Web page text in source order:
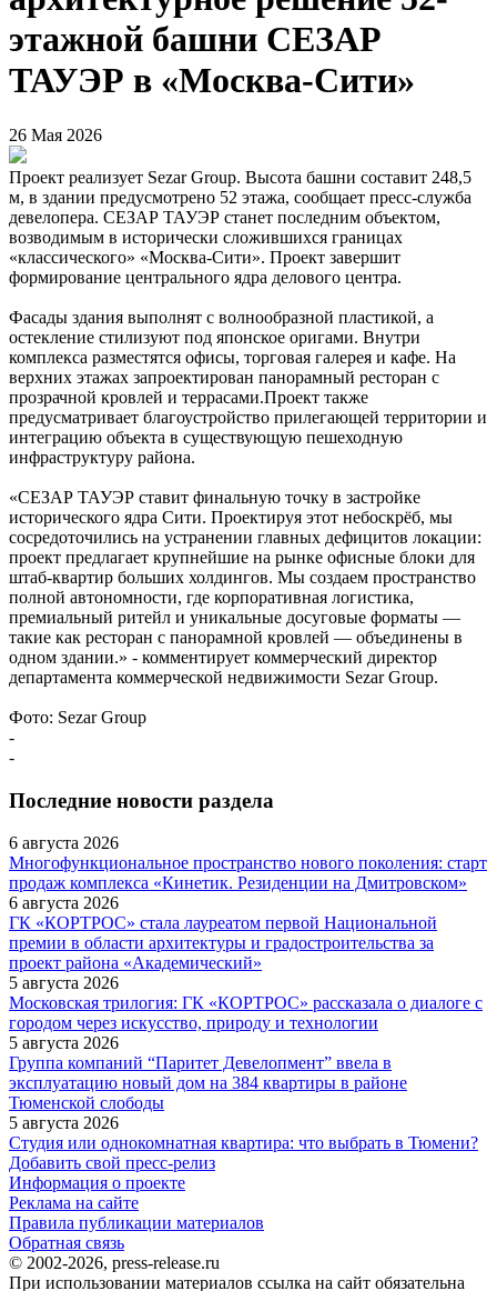
этажной башни СЕЗАР
ТАУЭР в «Москва-Сити»
26 Мая 2026
Проект реализует Sezar Group. Высота башни составит 248,5
м, в здании предусмотрено 52 этажа, сообщает пресс-служба
девелопера. СЕЗАР ТАУЭР станет последним объектом,
возводимым в исторически сложившихся границах
«классического» «Москва-Сити». Проект завершит
формирование центрального ядра делового центра.
Фасады здания выполнят с волнообразной пластикой, а
остекление стилизуют под японское оригами. Внутри
комплекса разместятся офисы, торговая галерея и кафе. На
верхних этажах запроектирован панорамный ресторан с
прозрачной кровлей и террасами.Проект также
предусматривает благоустройство прилегающей территории и
интеграцию объекта в существующую пешеходную
инфраструктуру района.
«СЕЗАР ТАУЭР ставит финальную точку в застройке
исторического ядра Сити. Проектируя этот небоскрёб, мы
сосредоточились на устранении главных дефицитов локации:
проект предлагает крупнейшие на рынке офисные блоки для
штаб-квартир больших холдингов. Мы создаем пространство
полной автономности, где корпоративная логистика,
премиальный ритейл и уникальные досуговые форматы —
такие как ресторан с панорамной кровлей — объединены в
одном здании.» - комментирует коммерческий директор
департамента коммерческой недвижимости Sezar Group.
Фото: Sezar Group
-
-
Последние новости раздела
6 августа 2026
Многофункциональное пространство нового поколения: старт
продаж комплекса «Кинетик. Резиденции на Дмитровском»
6 августа 2026
ГК «КОРТРОС» стала лауреатом первой Национальной
премии в области архитектуры и градостроительства за
проект района «Академический»
5 августа 2026
Московская трилогия: ГК «КОРТРОС» рассказала о диалоге с
городом через искусство, природу и технологии
5 августа 2026
Группа компаний “Паритет Девелопмент” ввела в
эксплуатацию новый дом на 384 квартиры в районе
Тюменской слободы
5 августа 2026
Студия или однокомнатная квартира: что выбрать в Тюмени?
Добавить свой пресс-релиз
Информация о проекте
Реклама на сайте
Правила публикации материалов
Обратная связь
© 2002-2026, press-release.ru
При использовании материалов ссылка на сайт обязательна